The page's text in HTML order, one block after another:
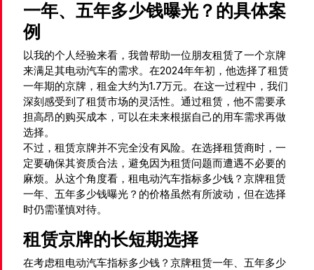
一年、五年多少钱曝光？的具体案
例
以我的个人经验来看，我曾帮助一位朋友租赁了一个京牌
来满足其电动汽车的需求。在2024年年初，他选择了租赁
一年期的京牌，租金大约为1.7万元。在这一过程中，我们
深刻感受到了租赁市场的灵活性。通过租赁，他不需要承
担高昂的购买成本，可以在未来根据自己的用车需求再做
选择。
不过，租赁京牌并不完全没有风险。在选择租赁商时，一
定要确保其资质合法，避免因为租赁问题而遭遇不必要的
麻烦。从这个角度看，租电动汽车指标多少钱？京牌租赁
一年、五年多少钱曝光？的价格虽然有所波动，但在选择
时仍需谨慎对待。
租赁京牌的长短期选择
在考虑租电动汽车指标多少钱？京牌租赁一年、五年多少